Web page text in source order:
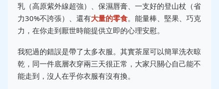
乳（高原紫外線超強）、保濕唇膏、一支好的登山杖（省
力30%不誇張）、還有大量的零食。能量棒、堅果、巧克
力，在你走到厭世時能提供立即的心理安慰。
我犯過的錯誤是帶了太多衣服。其實茶屋可以簡單洗衣晾
乾，同一件底層衣穿兩三天很正常，大家只關心自己能不
能走到，沒人在乎你衣服有沒有換。